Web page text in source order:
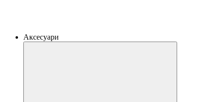
Аксесуари